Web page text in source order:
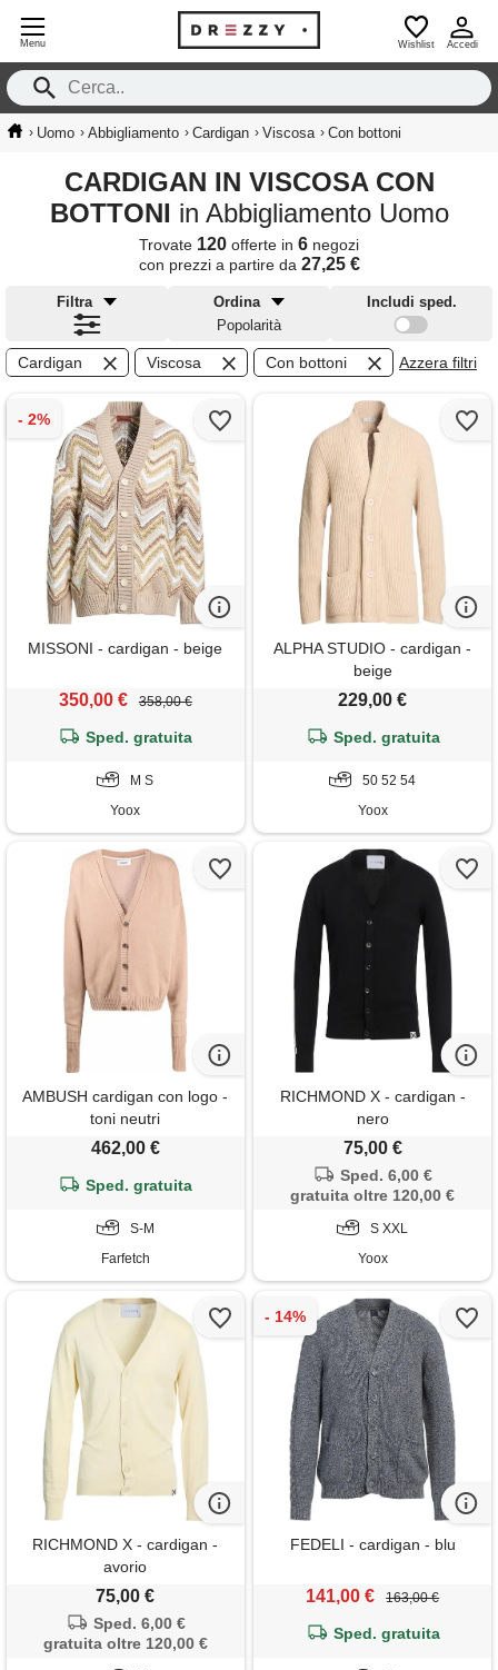
Menu Wishlist Accedi
› Uomo › Abbigliamento › Cardigan › Viscosa › Con bottoni
CARDIGAN IN VISCOSA CON
BOTTONI in Abbigliamento Uomo
Trovate 120 offerte in 6 negozi
con prezzi a partire da 27,25 €
Filtra
Ordina
Popolarità
Includi sped.
Cardigan Viscosa Con bottoni Azzera filtri
MISSONI - cardigan - beige
350,00 € 358,00 €
Sped. gratuita
M S
Yoox
ALPHA STUDIO - cardigan -
beige
229,00 €
Sped. gratuita
50 52 54
Yoox
AMBUSH cardigan con logo -
toni neutri
462,00 €
Sped. gratuita
S-M
Farfetch
RICHMOND X - cardigan -
nero
75,00 €
Sped. 6,00 €
gratuita oltre 120,00 €
S XXL
Yoox
RICHMOND X - cardigan -
avorio
75,00 €
Sped. 6,00 €
gratuita oltre 120,00 €
FEDELI - cardigan - blu
141,00 € 163,00 €
Sped. gratuita